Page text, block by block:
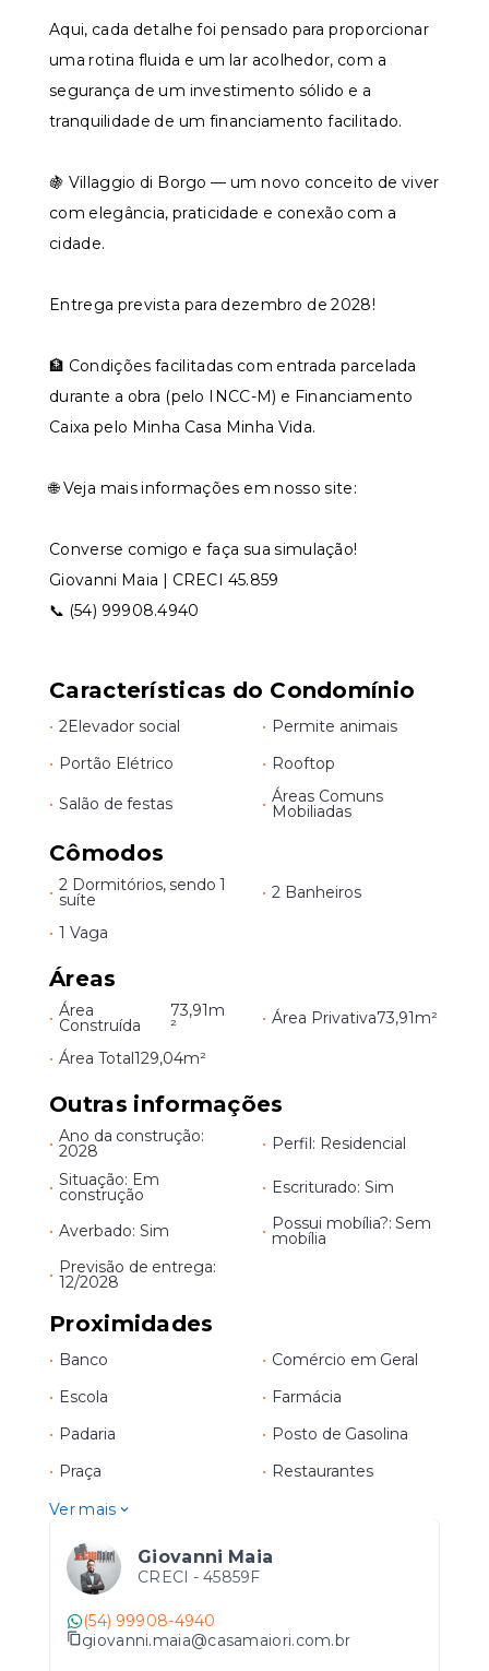
Aqui, cada detalhe foi pensado para proporcionar
uma rotina fluida e um lar acolhedor, com a
segurança de um investimento sólido e a
tranquilidade de um financiamento facilitado.
🍇 Villaggio di Borgo — um novo conceito de viver
com elegância, praticidade e conexão com a
cidade.
Entrega prevista para dezembro de 2028!
🏦 Condições facilitadas com entrada parcelada
durante a obra (pelo INCC-M) e Financiamento
Caixa pelo Minha Casa Minha Vida.
🌐 Veja mais informações em nosso site:
Converse comigo e faça sua simulação!
Giovanni Maia | CRECI 45.859
📞 (54) 99908.4940
Características do Condomínio
• 2Elevador social • Permite animais
• Portão Elétrico • Rooftop
• Salão de festas • Áreas Comuns
Mobiliadas
Cômodos
• 2 Dormitórios, sendo 1
suíte • 2 Banheiros
• 1 Vaga
Áreas
• Área
Construída
73,91m
² • Área Privativa73,91m²
• Área Total129,04m²
Outras informações
• Ano da construção:
2028 • Perfil: Residencial
• Situação: Em
construção • Escriturado: Sim
• Averbado: Sim • Possui mobília?: Sem
mobília
• Previsão de entrega:
12/2028
Proximidades
• Banco • Comércio em Geral
• Escola • Farmácia
• Padaria • Posto de Gasolina
• Praça • Restaurantes
Ver mais
Giovanni Maia
CRECI - 45859F
(54) 99908-4940
giovanni.maia@casamaiori.com.br